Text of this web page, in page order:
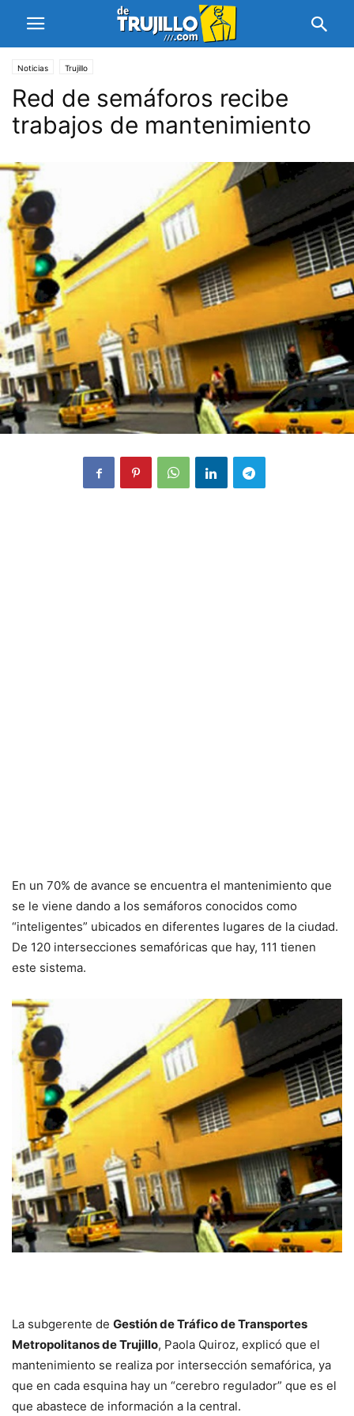
Noticias Trujillo
Red de semáforos recibe
trabajos de mantenimiento
En un 70% de avance se encuentra el mantenimiento que
se le viene dando a los semáforos conocidos como
“inteligentes” ubicados en diferentes lugares de la ciudad.
De 120 intersecciones semafóricas que hay, 111 tienen
este sistema.
La subgerente de Gestión de Tráfico de Transportes
Metropolitanos de Trujillo, Paola Quiroz, explicó que el
mantenimiento se realiza por intersección semafórica, ya
que en cada esquina hay un “cerebro regulador” que es el
que abastece de información a la central.